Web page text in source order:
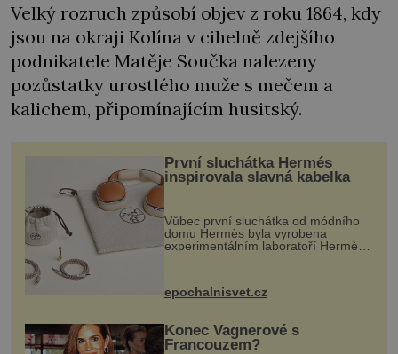
Velký rozruch způsobí objev z roku 1864, kdy
jsou na okraji Kolína v cihelně zdejšího
podnikatele Matěje Součka nalezeny
pozůstatky urostlého muže s mečem a
kalichem, připomínajícím husitský.
První sluchátka Hermés
inspirovala slavná kabelka
Vůbec první sluchátka od módního
domu Hermès byla vyrobena
experimentálním laboratoří Hermès
kovový...
epochalnisvet.cz
Konec Vagnerové s
Francouzem?